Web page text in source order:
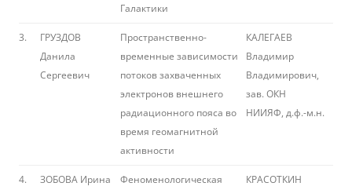
Галактики
3.
ГРУЗДОВ
Данила
Сергеевич
Пространственно-
временные зависимости
потоков захваченных
электронов внешнего
радиационного пояса во
время геомагнитной
активности
КАЛЕГАЕВ
Владимир
Владимирович,
зав. ОКН
НИИЯФ, д.ф.-м.н.
4.
ЗОБОВА Ирина
Феноменологическая
КРАСОТКИН